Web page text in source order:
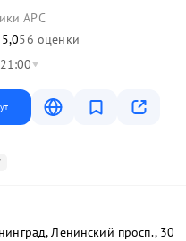
APC
5,056 оценки
Ленинский просп., 30